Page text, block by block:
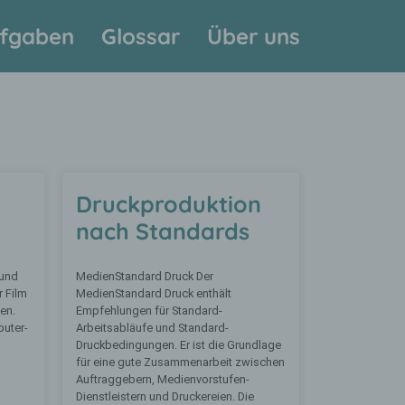
Glossar Über uns
Film
Druckproduktion
nach Standards
MedienStandard Druck Der
MedienStandard Druck enthält
Empfehlungen für Standard-
Arbeitsabläufe und Standard-
Druckbedingungen. Er ist die Grundlage
für eine gute Zusammenarbeit zwischen
Auftraggebern, Medienvorstufen-
Dienstleistern und Druckereien. Die